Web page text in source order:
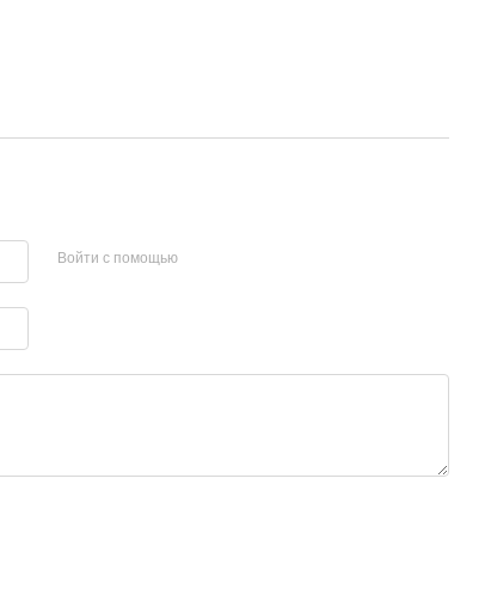
Войти с помощью